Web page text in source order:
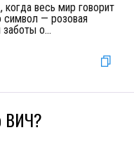
весь мир говорит
— розовая
заботы о...
ВИЧ?